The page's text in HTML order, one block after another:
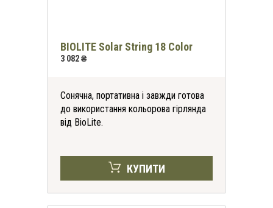
BIOLITE Solar String 18 Color
3 082 ₴
Сонячна, портативна і завжди готова
до використання кольорова гірлянда
від BioLite.
КУПИТИ